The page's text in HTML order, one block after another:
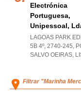
Electrónica
Portuguesa,
Unipessoal,
LAGOAS PARK
5B 4º, 2740-245,
SALVO OEIRAS,
Filtrar "Marinha